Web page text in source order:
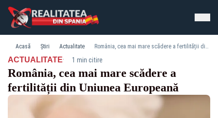
Acasă Știri Actualitate România, cea mai mare scădere a fertilității din Uniunea Europeană
ACTUALITATE· 1 min citire
România, cea mai mare scădere a
fertilității din Uniunea Europeană